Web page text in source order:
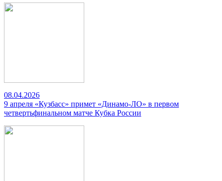
08.04.2026
9 апреля «Кузбасс» примет «Динамо-ЛО» в первом
четвертьфинальном матче Кубка России